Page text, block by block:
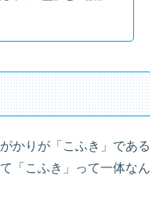
かりが「こふき」である
「こふき」って一体なん